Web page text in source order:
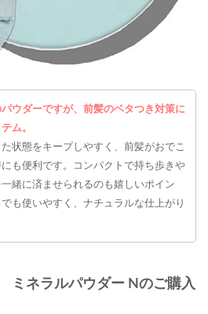
ウダーですが、前髪のベタつき対策に
ム。
状態をキープしやすく、前髪がおでこ
も便利です。コンパクトで持ち歩きや
緒に済ませられるのも嬉しいポイン
も使いやすく、ナチュラルな仕上がり
ネラルパウダー Nのご購入